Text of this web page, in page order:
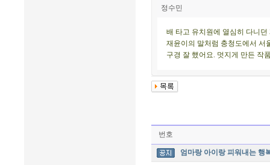
정수민
배 타고 유치원에 열심히 다니
재윤이의 말처럼 충청도에서 서
구경 잘 했어요. 멋지게 만든 작
번호
엄마랑 아이랑 피워내는 행